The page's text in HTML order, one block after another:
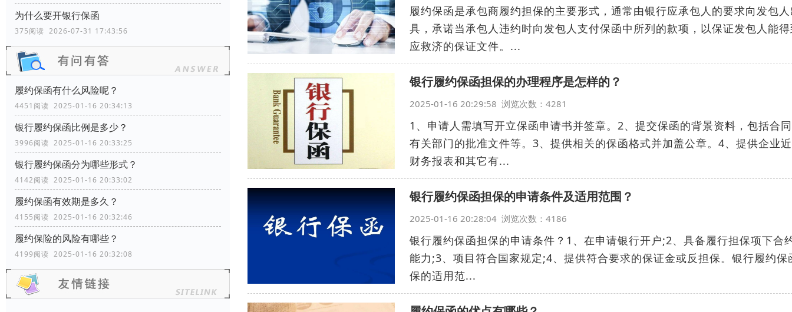
为什么要开银行保函
375阅读 2026-07-31 17:43:56
履约保函有什么风险呢？
4451阅读 2025-01-16 20:34:13
银行履约保函比例是多少？
3996阅读 2025-01-16 20:33:25
银行履约保函分为哪些形式？
4142阅读 2025-01-16 20:33:02
履约保函有效期是多久？
4155阅读 2025-01-16 20:32:46
履约保险的风险有哪些？
4199阅读 2025-01-16 20:32:08
履约保函是承包商履约担保的主要形式，通常由银行应承包人的要求向发包
具，承诺当承包人违约时向发包人支付保函中所列的款项，以保证发包人能
应救济的保证文件。...
银行履约保函担保的办理程序是怎样的？
2025-01-16 20:29:58 浏览次数：4281
1、申请人需填写开立保函申请书并签章。2、提交保函的背景资料，包括合
有关部门的批准文件等。3、提供相关的保函格式并加盖公章。4、提供企业
财务报表和其它有...
银行履约保函担保的申请条件及适用范围？
2025-01-16 20:28:04 浏览次数：4186
银行履约保函担保的申请条件？1、在申请银行开户;2、具备履行担保项下合
能力;3、项目符合国家规定;4、提供符合要求的保证金或反担保。银行履约保
保的适用范...